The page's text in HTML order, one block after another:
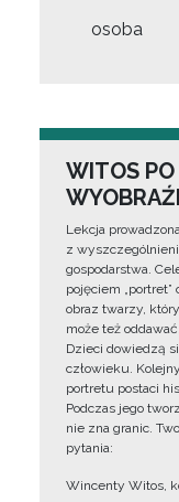
osoba
WITOS
Lekcja
z
gospodarstwa.
pojęciem
obraz twarzy,
może też
Dzieci dowiedzą
człowieku.
portretu postaci
Podczas jego
nie zna granic.
pytania:
Wincenty Witos,